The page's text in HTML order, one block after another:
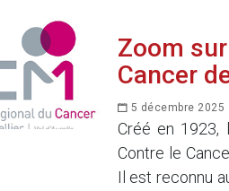
Zoom
Cancer
5 décembre 2025
Créé en 1923,
Contre le
Il est reconnu